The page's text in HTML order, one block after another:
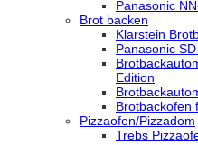
Panasonic
Brot backen
Klarstein
Panasonic
Edition
Brotbackofen
Pizzaofen/Pizzadom
Trebs